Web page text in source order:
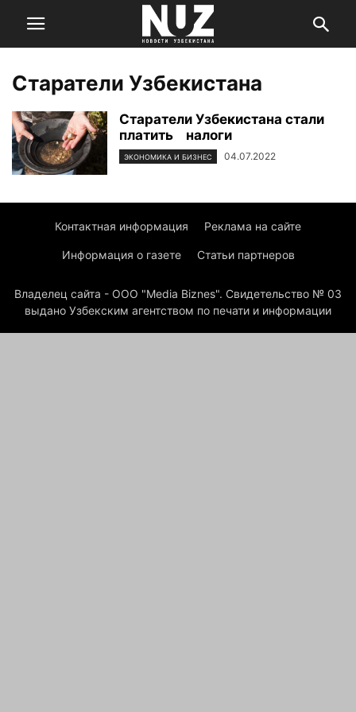
Старатели Узбекистана
Старатели Узбекистана стали
платить налоги
ЭКОНОМИКА И БИЗНЕС 04.07.2022
Контактная информация Реклама на сайте
Информация о газете Статьи партнеров
Владелец сайта - ООО "Media Biznes". Свидетельство № 03
выдано Узбекским агентством по печати и информации